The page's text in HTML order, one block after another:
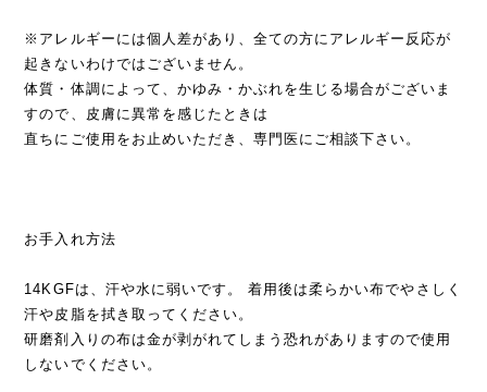
※アレルギーには個人差があり、全ての方にアレルギー反応が
起きないわけではございません。
体質・体調によって、かゆみ・かぶれを生じる場合がございま
すので、皮膚に異常を感じたときは
直ちにご使用をお止めいただき、専門医にご相談下さい。
お手入れ方法
14KGFは、汗や水に弱いです。 着用後は柔らかい布でやさしく
汗や皮脂を拭き取ってください。
研磨剤入りの布は金が剥がれてしまう恐れがありますので使用
しないでください。